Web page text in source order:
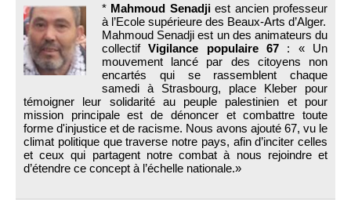
* Mahmoud Senadjiest ancien professeur
à l’Ecole supérieure des Beaux-Arts d’Alger.
Mahmoud Senadji est un des animateurs du
collectifVigilance populaire 67 : « Un
mouvement lancé par des citoyens non
encartés qui se rassemblent chaque
samedi à Strasbourg, place Kleber pour
témoigner leur solidarité au peuple palestinien et pour
mission principale est de dénoncer et combattre toute
forme d'injustice et de racisme. Nous avons ajouté 67, vu le
climat politique que traverse notre pays, afin d’inciter celles
et ceux qui partagent notre combat à nous rejoindre et
d’étendre ce concept à l’échelle nationale.»